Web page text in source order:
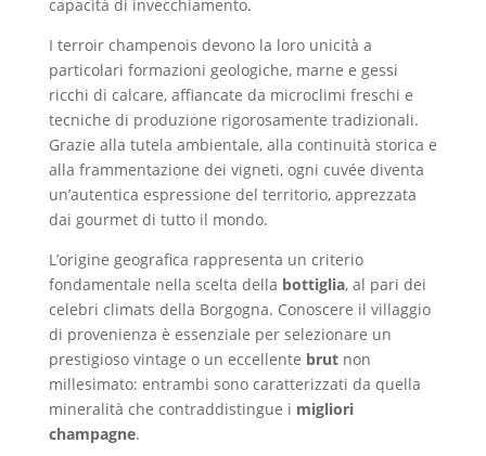
capacità di invecchiamento.
I terroir champenois devono la loro unicità a
particolari formazioni geologiche, marne e gessi
ricchi di calcare, affiancate da microclimi freschi e
tecniche di produzione rigorosamente tradizionali.
Grazie alla tutela ambientale, alla continuità storica e
alla frammentazione dei vigneti, ogni cuvée diventa
un’autentica espressione del territorio, apprezzata
dai gourmet di tutto il mondo.
L’origine geografica rappresenta un criterio
fondamentale nella scelta della bottiglia, al pari dei
celebri climats della Borgogna. Conoscere il villaggio
di provenienza è essenziale per selezionare un
prestigioso vintage o un eccellente brutnon
millesimato: entrambi sono caratterizzati da quella
mineralità che contraddistingue i migliori
champagne.